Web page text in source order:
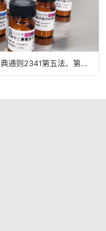
百合空白基质样品(2025版药典通则2341第五法、第六法)MRM2180